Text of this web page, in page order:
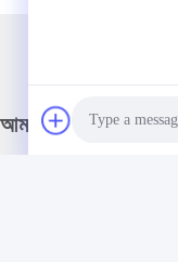
আমাদের নিউজলেটার